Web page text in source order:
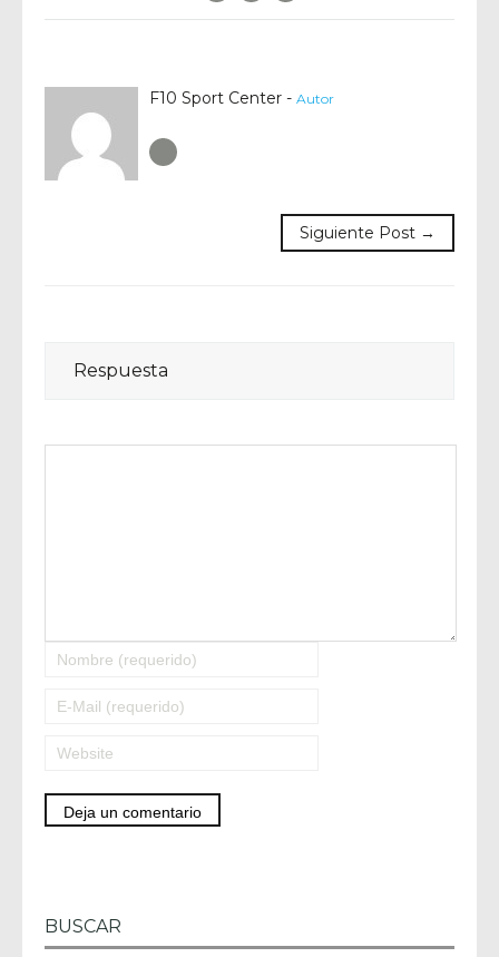
F10 Sport Center - Autor
Siguiente Post →
Respuesta
BUSCAR